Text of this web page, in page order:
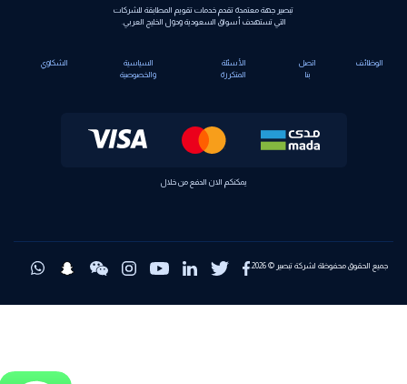
تبصير جهة معتمدة تقدم خدمات تقويم المطابقة للشركات
التي تستهدف أسواق السعودية ودول الخليج العربي.
الوظائف
اتصل
الأسئلة
المتكررة
السياسية
والخصوصية
الشكاوي
يمكنكم الان الدفع من خلال
جميع الحقوق محفوظة لشركة تبصير © 2026.